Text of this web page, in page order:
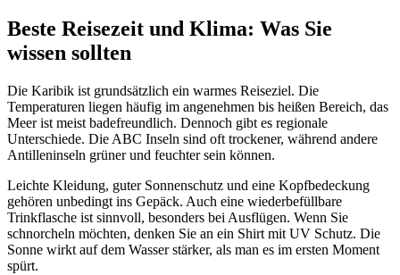
Beste Reisezeit und Klima: Was Sie
wissen sollten
Die Karibik ist grundsätzlich ein warmes Reiseziel. Die
Temperaturen liegen häufig im angenehmen bis heißen Bereich, das
Meer ist meist badefreundlich. Dennoch gibt es regionale
Unterschiede. Die ABC Inseln sind oft trockener, während andere
Antilleninseln grüner und feuchter sein können.
Leichte Kleidung, guter Sonnenschutz und eine Kopfbedeckung
gehören unbedingt ins Gepäck. Auch eine wiederbefüllbare
Trinkflasche ist sinnvoll, besonders bei Ausflügen. Wenn Sie
schnorcheln möchten, denken Sie an ein Shirt mit UV Schutz. Die
Sonne wirkt auf dem Wasser stärker, als man es im ersten Moment
spürt.